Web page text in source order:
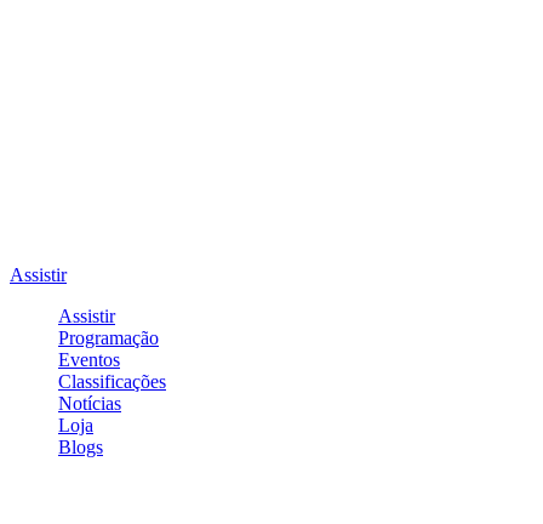
Assistir
Assistir
Programação
Eventos
Classificações
Notícias
Loja
Blogs